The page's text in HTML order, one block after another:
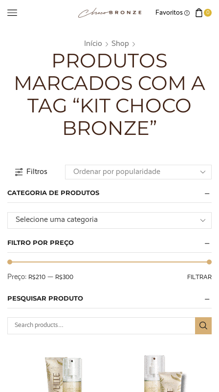
Favoritos 0
Início Shop
PRODUTOS
MARCADOS COM A
TAG “KIT CHOCO
BRONZE”
Filtros
CATEGORIA DE PRODUTOS
Selecione uma categoria
FILTRO POR PREÇO
FILTRAR
Preço: R$210 — R$300
PESQUISAR PRODUTO